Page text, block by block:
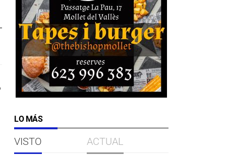
LO MÁS
VISTO ACTUAL